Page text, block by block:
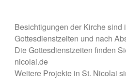
Besichtigungen der Kirche sind
Gottesdienstzeiten und nach
Die Gottesdienstzeiten finden
nicolai.de
Weitere Projekte in St. Nicolai